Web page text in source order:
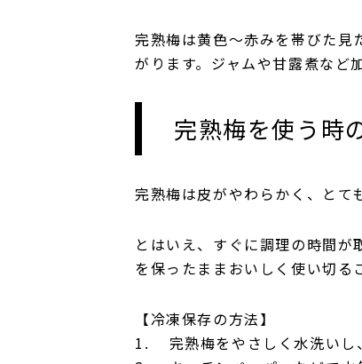
完熟梅は黄色〜赤みを帯びた
がります。ジャムや甘露煮など
完熟梅を使う時
完熟梅は皮がやわらかく、とて
とはいえ、すぐに調理の時間
を保ったままおいしく使い切る
【冷凍保存の方法】
1. 完熟梅をやさしく水洗いし